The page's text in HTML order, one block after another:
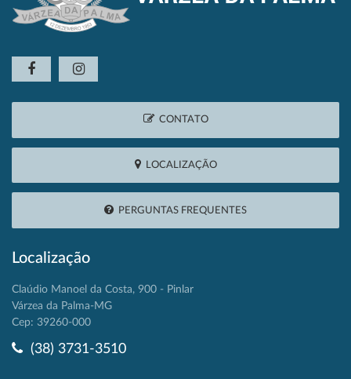
CONTATO
LOCALIZAÇÃO
PERGUNTAS FREQUENTES
Localização
Claúdio Manoel da Costa, 900 - Pinlar
Várzea da Palma-MG
Cep: 39260-000
(38) 3731-3510